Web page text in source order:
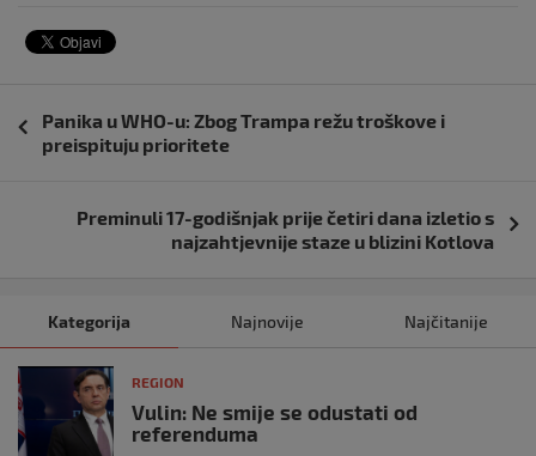
objava
Panika u WHO-u: Zbog Trampa režu troškove i
preispituju prioritete
Preminuli 17-godišnjak prije četiri dana izletio s
najzahtjevnije staze u blizini Kotlova
Kategorija Najnovije Najčitanije
REGION
Vulin: Ne smije se odustati od
referenduma